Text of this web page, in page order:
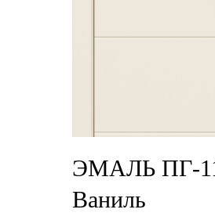
ЭМАЛЬ ПГ-
Ваниль